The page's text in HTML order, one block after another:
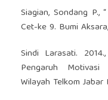
Siagian, Sondang P.,
Cet-ke 9. Bumi
Sindi Larasati.
Pengaruh
Wilayah Telkom